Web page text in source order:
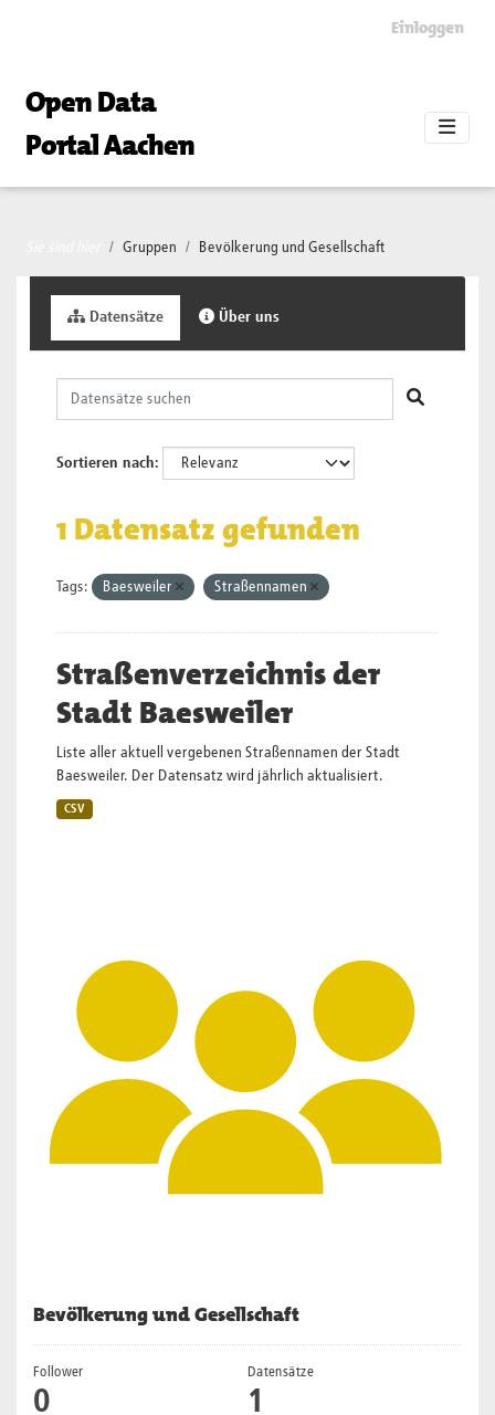
Einloggen
Open Data
Portal Aachen
Gruppen Bevölkerung und Gesellschaft
Bevölkerung und Gesellschaft
Follower
0
Datensätze
1
Datensätze Über uns
Sortieren nach
1 Datensatz gefunden
Tags: Baesweiler Straßennamen
Straßenverzeichnis der
Stadt Baesweiler
Liste aller aktuell vergebenen Straßennamen der Stadt
Baesweiler. Der Datensatz wird jährlich aktualisiert.
CSV